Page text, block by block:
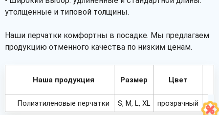
утолщенные и типовой толщины.
Наши перчатки комфортны в посадке. Мы предлагаем
продукцию отменного качества по низким ценам.
Наша продукция Размер Цвет
Полиэтиленовые перчатки S, M, L, XL прозрачный